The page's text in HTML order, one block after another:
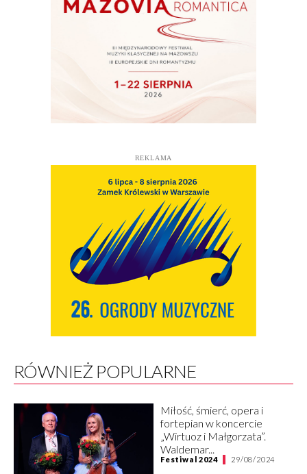
REKLAMA
RÓWNIEŻ POPULARNE
Miłość, śmierć, opera i
fortepian w koncercie
„Wirtuoz i Małgorzata”.
Waldemar...
Festiwal 2024 29/08/2024